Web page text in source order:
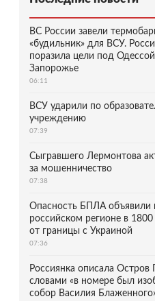
ВС России завели
«будильник» для ВСУ.
поразила цели под
Запорожье
06:11
ВСУ ударили по
учреждению
07:39
Сыгравшего Лермонтова
за мошенничество
07:38
Опасность БПЛА объявили
российском регионе в
от границы с Украиной
07:36
Россиянка описала Остров
словами «в номере был
собор Василия